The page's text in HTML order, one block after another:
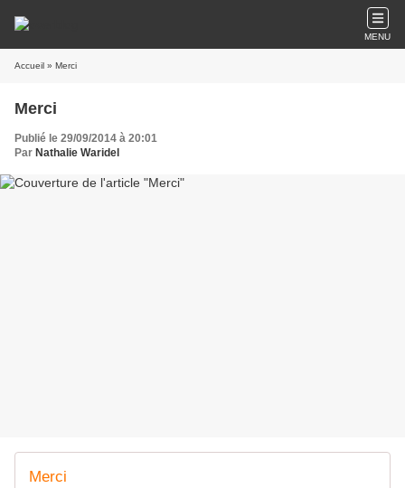
MENU
Accueil » Merci
Merci
Publié le 29/09/2014 à 20:01
Par Nathalie Waridel
Merci